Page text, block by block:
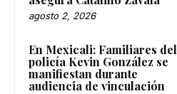
agosto 2, 2026
En Mexicali: Familiares del
policía Kevin González se
manifiestan durante
audiencia de vinculación